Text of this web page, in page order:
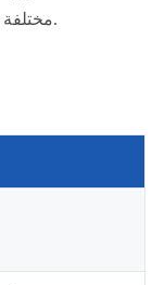
مختلفة (هواء جانب الطاقة أو هواء جانب الميناء).